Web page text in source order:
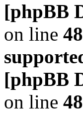
[phpBB
on line
[phpBB
on line